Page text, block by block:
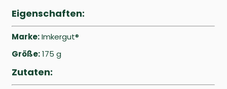
Eigenschaften:
Marke:Imkergut®
Größe:175 g
Zutaten: